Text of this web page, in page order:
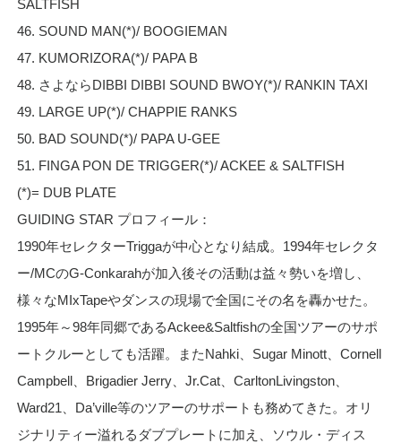
SALTFISH
46. SOUND MAN(*)/ BOOGIEMAN
47. KUMORIZORA(*)/ PAPA B
48. さよならDIBBI DIBBI SOUND BWOY(*)/ RANKIN TAXI
49. LARGE UP(*)/ CHAPPIE RANKS
50. BAD SOUND(*)/ PAPA U-GEE
51. FINGA PON DE TRIGGER(*)/ ACKEE & SALTFISH
(*)= DUB PLATE
GUIDING STAR プロフィール：
1990年セレクターTriggaが中心となり結成。1994年セレクタ
ー/MCのG-Conkarahが加入後その活動は益々勢いを増し、
様々なMIxTapeやダンスの現場で全国にその名を轟かせた。
1995年～98年同郷であるAckee&Saltfishの全国ツアーのサポ
ートクルーとしても活躍。またNahki、Sugar Minott、Cornell
Campbell、Brigadier Jerry、Jr.Cat、CarltonLivingston、
Ward21、Da’ville等のツアーのサポートも務めてきた。オリ
ジナリティー溢れるダブプレートに加え、ソウル・ディス